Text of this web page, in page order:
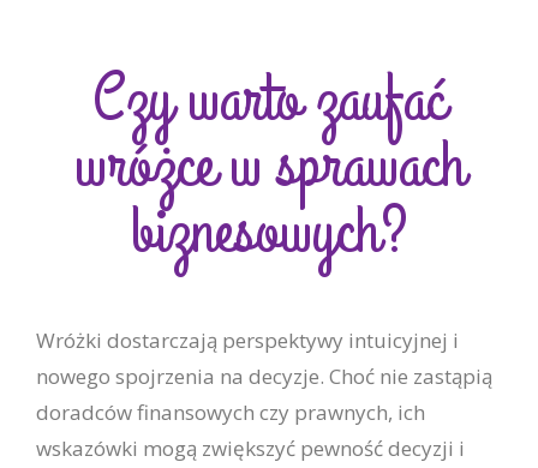
Czy warto zaufać
wróżce w sprawach
biznesowych?
Wróżki dostarczają perspektywy intuicyjnej i
nowego spojrzenia na decyzje. Choć nie zastąpią
doradców finansowych czy prawnych, ich
wskazówki mogą zwiększyć pewność decyzji i